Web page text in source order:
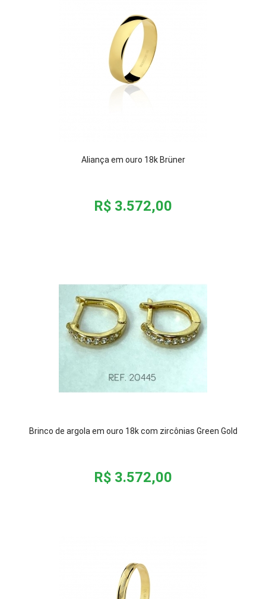
Aliança em ouro 18k Brüner
R$ 3.572,00
Brinco de argola em ouro 18k com zircônias Green Gold
R$ 3.572,00